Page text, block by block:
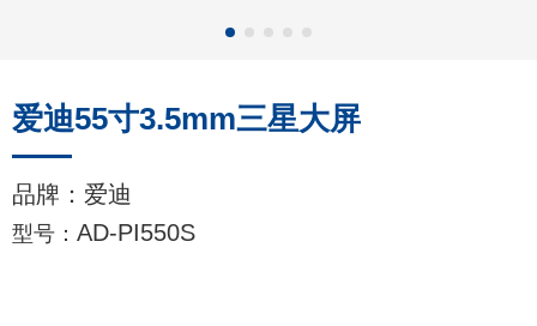
爱迪55寸3.5mm三星大屏
品牌：爱迪
型号： AD-PI550S